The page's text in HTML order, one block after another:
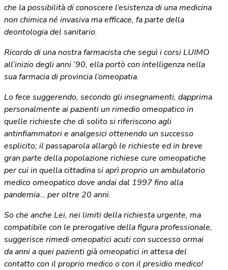
che la possibilità di conoscere l’esistenza di una medicina
non chimica né invasiva ma efficace, fa parte della
deontologia del sanitario.
Ricordo di una nostra farmacista che seguì i corsi LUIMO
all’inizio degli anni ’90, ella portò con intelligenza nella
sua farmacia di provincia l’omeopatia.
Lo fece suggerendo, secondo gli insegnamenti, dapprima
personalmente ai pazienti un rimedio omeopatico in
quelle richieste che di solito si riferiscono agli
antinfiammatori e analgesici ottenendo un successo
esplicito; il passaparola allargò le richieste ed in breve
gran parte della popolazione richiese cure omeopatiche
per cui in quella cittadina si aprì proprio un ambulatorio
medico omeopatico dove andai dal 1997 fino alla
pandemia… per oltre 20 anni.
So che anche Lei, nei limiti della richiesta urgente, ma
compatibile con le prerogative della figura professionale,
suggerisce rimedi omeopatici acuti con successo ormai
da anni a quei pazienti già omeopatici in attesa del
contatto con il proprio medico o con il presidio medico!